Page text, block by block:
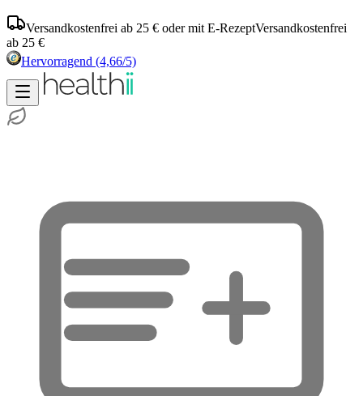
Versandkostenfrei ab 25 € oder mit E-RezeptVersandkostenfrei
ab 25 €
Hervorragend (4,66/5)